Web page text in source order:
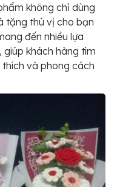
không chỉ dùng
tặng thú vị cho bạn
đến nhiều lựa
giúp khách hàng tìm
và phong cách